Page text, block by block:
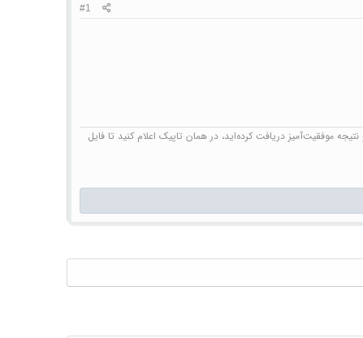
#1
موفقیت‌آمیز دریافت کرده‌اید، در همان تاپیک اعلام کنید تا فایل